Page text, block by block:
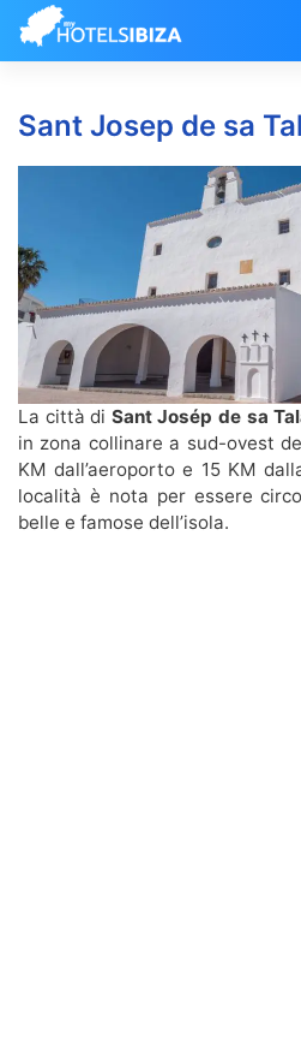
Vai
contenuto
Sant Josep de sa
La città di Sant Josép de sa
in zona collinare a sud-ovest
KM dall’aeroporto e 15 KM
località è nota per essere
belle e famose dell’isola.